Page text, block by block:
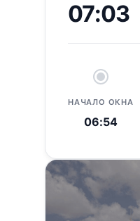
07:03
НАЧАЛО ОКНА
06:54